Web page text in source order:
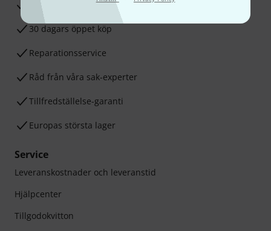
3-år Thomann-garanti
30 dagars öppet köp
Reparationsservice
Råd från våra sak-experter
Tillfredställelse-garanti
Europas största lager
Service
Leveranskostnader och leveranstid
Hjälpcenter
Tillgodokvitton